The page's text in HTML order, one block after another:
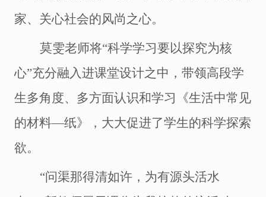
家、关心社会的风尚之心。
莫雯老师将“科学学习要以探究为核
心”充分融入进课堂设计之中，带领高段学
生多角度、多方面认识和学习《生活中常见
的材料―纸》，大大促进了学生的科学探索
欲。
“问渠那得清如许，为有源头活水